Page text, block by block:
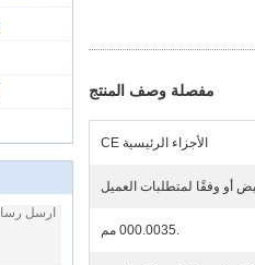
مفصلة وصف المنتج
الأجزاء الرئيسية CE
أو وفقًا لمتطلبات العميل
.000.0035 مم